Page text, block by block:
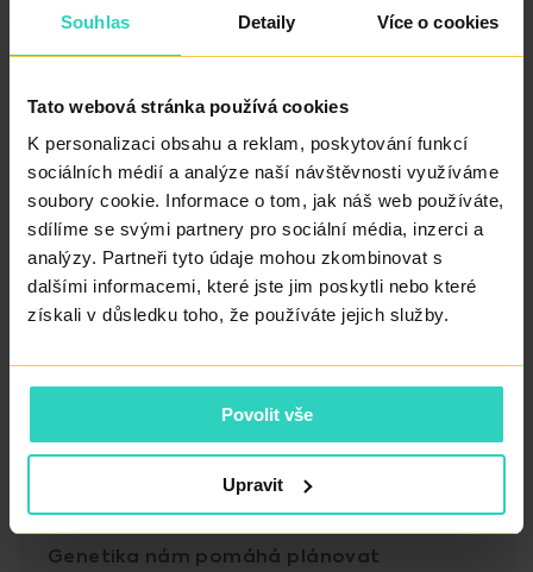
Souhlas Detaily Více o cookies
Tato webová stránka používá cookies
K personalizaci obsahu a reklam, poskytování funkcí
sociálních médií a analýze naší návštěvnosti využíváme
soubory cookie. Informace o tom, jak náš web používáte,
sdílíme se svými partnery pro sociální média, inzerci a
analýzy. Partneři tyto údaje mohou zkombinovat s
dalšími informacemi, které jste jim poskytli nebo které
získali v důsledku toho, že používáte jejich služby.
Povolit vše
Upravit
ČÍST VÍCE
15. 01. 2026
Genetika nám pomáhá plánovat